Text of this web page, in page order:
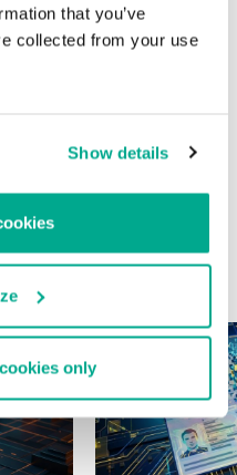
that you’ve
collected from your use
Show details
only
Correo electrónico*